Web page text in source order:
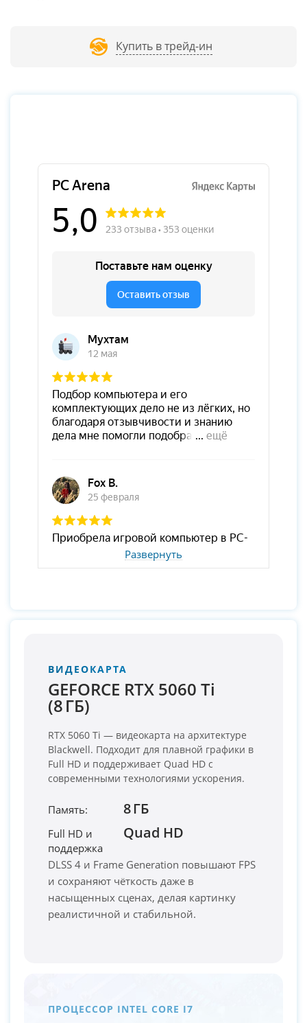
Купить в трейд-ин
Развернуть
ВИДЕОКАРТА
GEFORCE RTX 5060 Ti
(8 ГБ)
RTX 5060 Ti — видеокарта на архитектуре
Blackwell. Подходит для плавной графики в
Full HD и поддерживает Quad HD с
современными технологиями ускорения.
Память: 8 ГБ
Full HD и
поддержка
Quad HD
DLSS 4 и Frame Generation повышают FPS
и сохраняют чёткость даже в
насыщенных сценах, делая картинку
реалистичной и стабильной.
ПРОЦЕССОР INTEL CORE I7